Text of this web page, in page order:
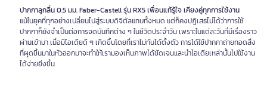
ปากกาลูกลื่น 0.5 มม.Faber-Castell รุ่น RX5 เพื่อนแท้รู้ใจ เคียงคู่ทุกการใช้งาน
แม้ในยุคที่ทุกอย่างเปลี่ยนไปสู่ระบบดิจิตัลแทบทั้งหมด แต่ก็คงปฎิเสธไม่ได้ว่าการใช้
ปากกาก็ยังจำเป็นต่อการจดบันทึกต่าง ๆ ในชีวิตประจำวัน เพราะในแต่ละวันที่มีเรื่องราว
ผ่านเข้ามา เมื่อมีไอเดียดี ๆ เกิดขึ้นโดยที่เราไม่ทันได้ตั้งตัว การได้ใช้ปากกาถ่ายทอดสิ่ง
ที่ผุดขึ้นมาในหัวออกมาจะทำให้เรามองเห็นภาพได้ชัดเจนและนำไอเดียเหล่านั้นไปใช้งาน
ได้ง่ายยิ่งขึ้น